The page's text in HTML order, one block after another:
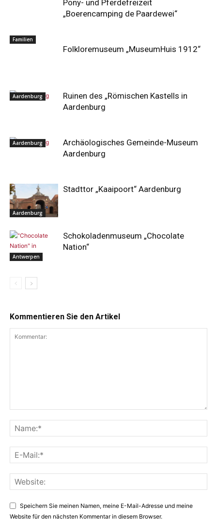
Pony- und Pferdefreizeit
„Boerencamping de Paardewei“
Familien
Folkloremuseum „MuseumHuis 1912“
Aardenburg
Ruinen des „Römischen Kastells in
Aardenburg
Aardenburg
Archäologisches Gemeinde-Museum
Aardenburg
Aardenburg
Stadttor „Kaaipoort“ Aardenburg
Antwerpen
Schokoladenmuseum „Chocolate
Nation“
Kommentieren Sie den Artikel
Speichern Sie meinen Namen, meine E-Mail-Adresse und meine
Website für den nächsten Kommentar in diesem Browser.